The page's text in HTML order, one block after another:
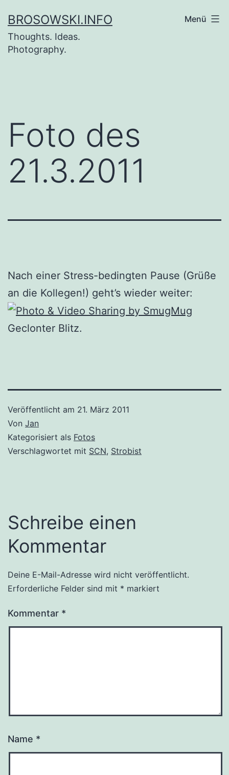
Inhalt
springen
BROSOWSKI.INFO
Thoughts. Ideas.
Photography.
Menü
Foto des
21.3.2011
Nach einer Stress-bedingten Pause (Grüße
an die Kollegen!) geht’s wieder weiter:
Geclonter Blitz.
Veröffentlicht am 21. März 2011
Von Jan
Kategorisiert als Fotos
Verschlagwortet mit SCN, Strobist
Schreibe einen
Kommentar
Deine E-Mail-Adresse wird nicht veröffentlicht.
Erforderliche Felder sind mit * markiert
Kommentar *
Name *